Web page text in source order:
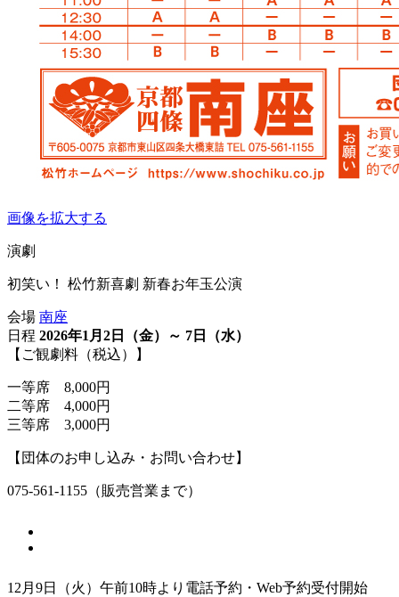
画像を拡大する
演劇
初笑い！ 松竹新喜劇 新春お年玉公演
会場 南座
日程 2026年1月2日（金）～ 7日（水）
【ご観劇料（税込）】
一等席 8,000円
二等席 4,000円
三等席 3,000円
【団体のお申し込み・お問い合わせ】
075-561-1155（販売営業まで）
12月9日（火）午前10時より電話予約・Web予約受付開始